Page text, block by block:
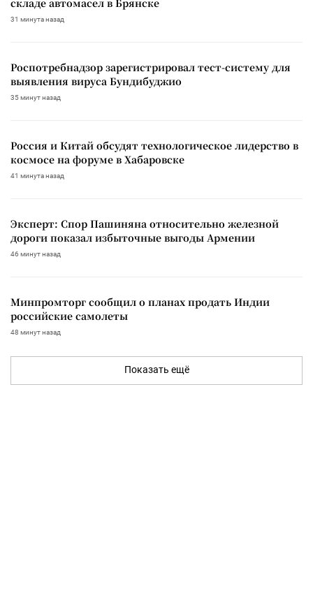
31 минута назад
Роспотребнадзор зарегистрировал тест-систему для
выявления вируса Бундибуджио
35 минут назад
Россия и Китай обсудят технологическое лидерство в
космосе на форуме в Хабаровске
41 минута назад
Эксперт: Спор Пашиняна относительно железной
дороги показал избыточные выгоды Армении
46 минут назад
Минпромторг сообщил о планах продать Индии
российские самолеты
48 минут назад
Показать ещё